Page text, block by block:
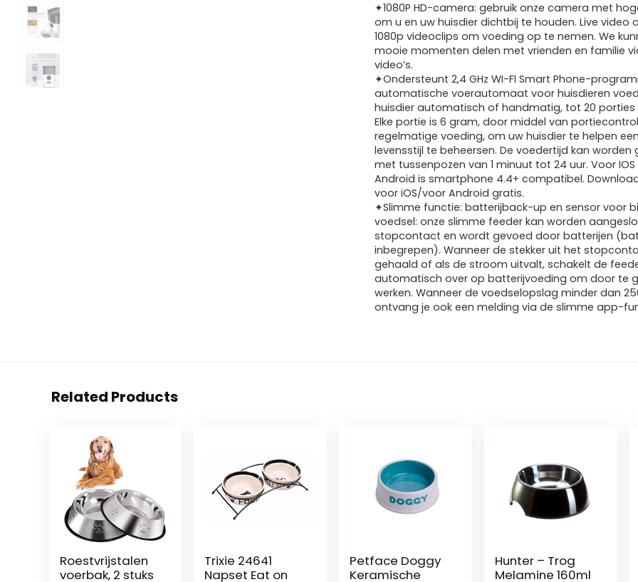
✦1080P HD-camera: gebruik onze camera met
om u en uw huisdier dichtbij te houden. Live video
1080p videoclips om voeding op te nemen. We
mooie momenten delen met vrienden en familie
video’s.
✦Ondersteunt 2,4 GHz WI-FI Smart Phone-
automatische voerautomaat voor huisdieren
huisdier automatisch of handmatig, tot 20 porties
Elke portie is 6 gram, door middel van
regelmatige voeding, om uw huisdier te helpen
levensstijl te beheersen. De voedertijd kan worden
met tussenpozen van 1 minuut tot 24 uur. Voor
Android is smartphone 4.4+ compatibel.
voor iOS/voor Android gratis.
✦Slimme functie: batterijback-up en sensor voor
voedsel: onze slimme feeder kan worden
stopcontact en wordt gevoed door batterijen
inbegrepen). Wanneer de stekker uit het
gehaald of als de stroom uitvalt, schakelt de
automatisch over op batterijvoeding om door te
werken. Wanneer de voedselopslag minder dan
ontvang je ook een melding via de slimme app-
Related Products
Roestvrijstalen
voerbak, 2 stuks
Trixie 24641
Napset Eat on
Petface Doggy
Keramische
Hunter – Trog
Melamine 160ml